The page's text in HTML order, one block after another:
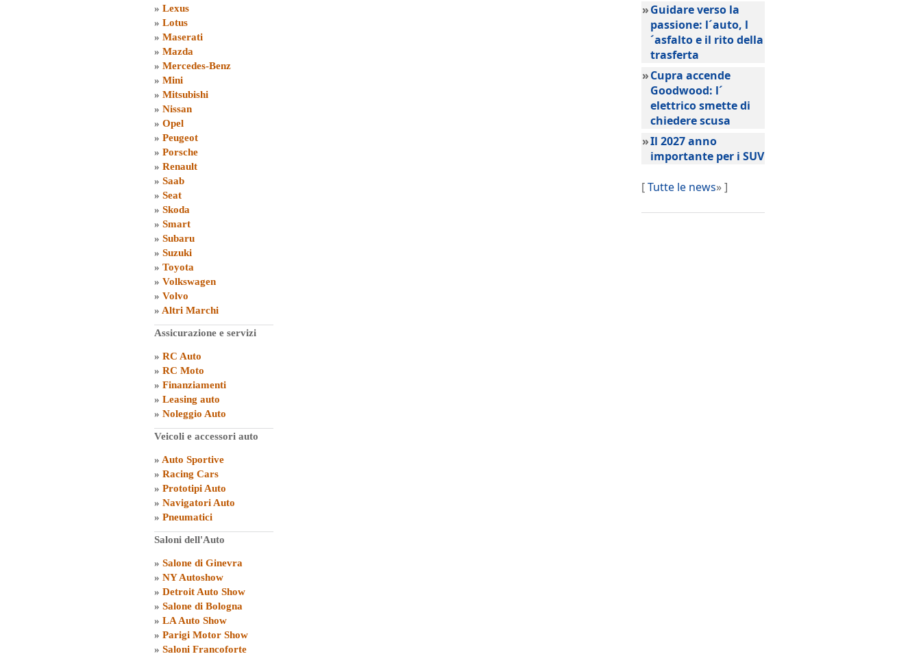
» Lexus
» Lotus
» Maserati
» Mazda
» Mercedes-Benz
» Mini
» Mitsubishi
» Nissan
» Opel
» Peugeot
» Porsche
» Renault
» Saab
» Seat
» Skoda
» Smart
» Subaru
» Suzuki
» Toyota
» Volkswagen
» Volvo
» Altri Marchi
Assicurazione e servizi
» RC Auto
» RC Moto
» Finanziamenti
» Leasing auto
» Noleggio Auto
Veicoli e accessori auto
» Auto Sportive
» Racing Cars
» Prototipi Auto
» Navigatori Auto
» Pneumatici
Saloni dell'Auto
» Salone di Ginevra
» NY Autoshow
» Detroit Auto Show
» Salone di Bologna
» LA Auto Show
» Parigi Motor Show
» Saloni Francoforte
»Guidare verso la
passione: l´auto, l
´asfalto e il rito della
trasferta
»Cupra accende
Goodwood: l´
elettrico smette di
chiedere scusa
»Il 2027 anno
importante per i SUV
[Tutte le news» ]